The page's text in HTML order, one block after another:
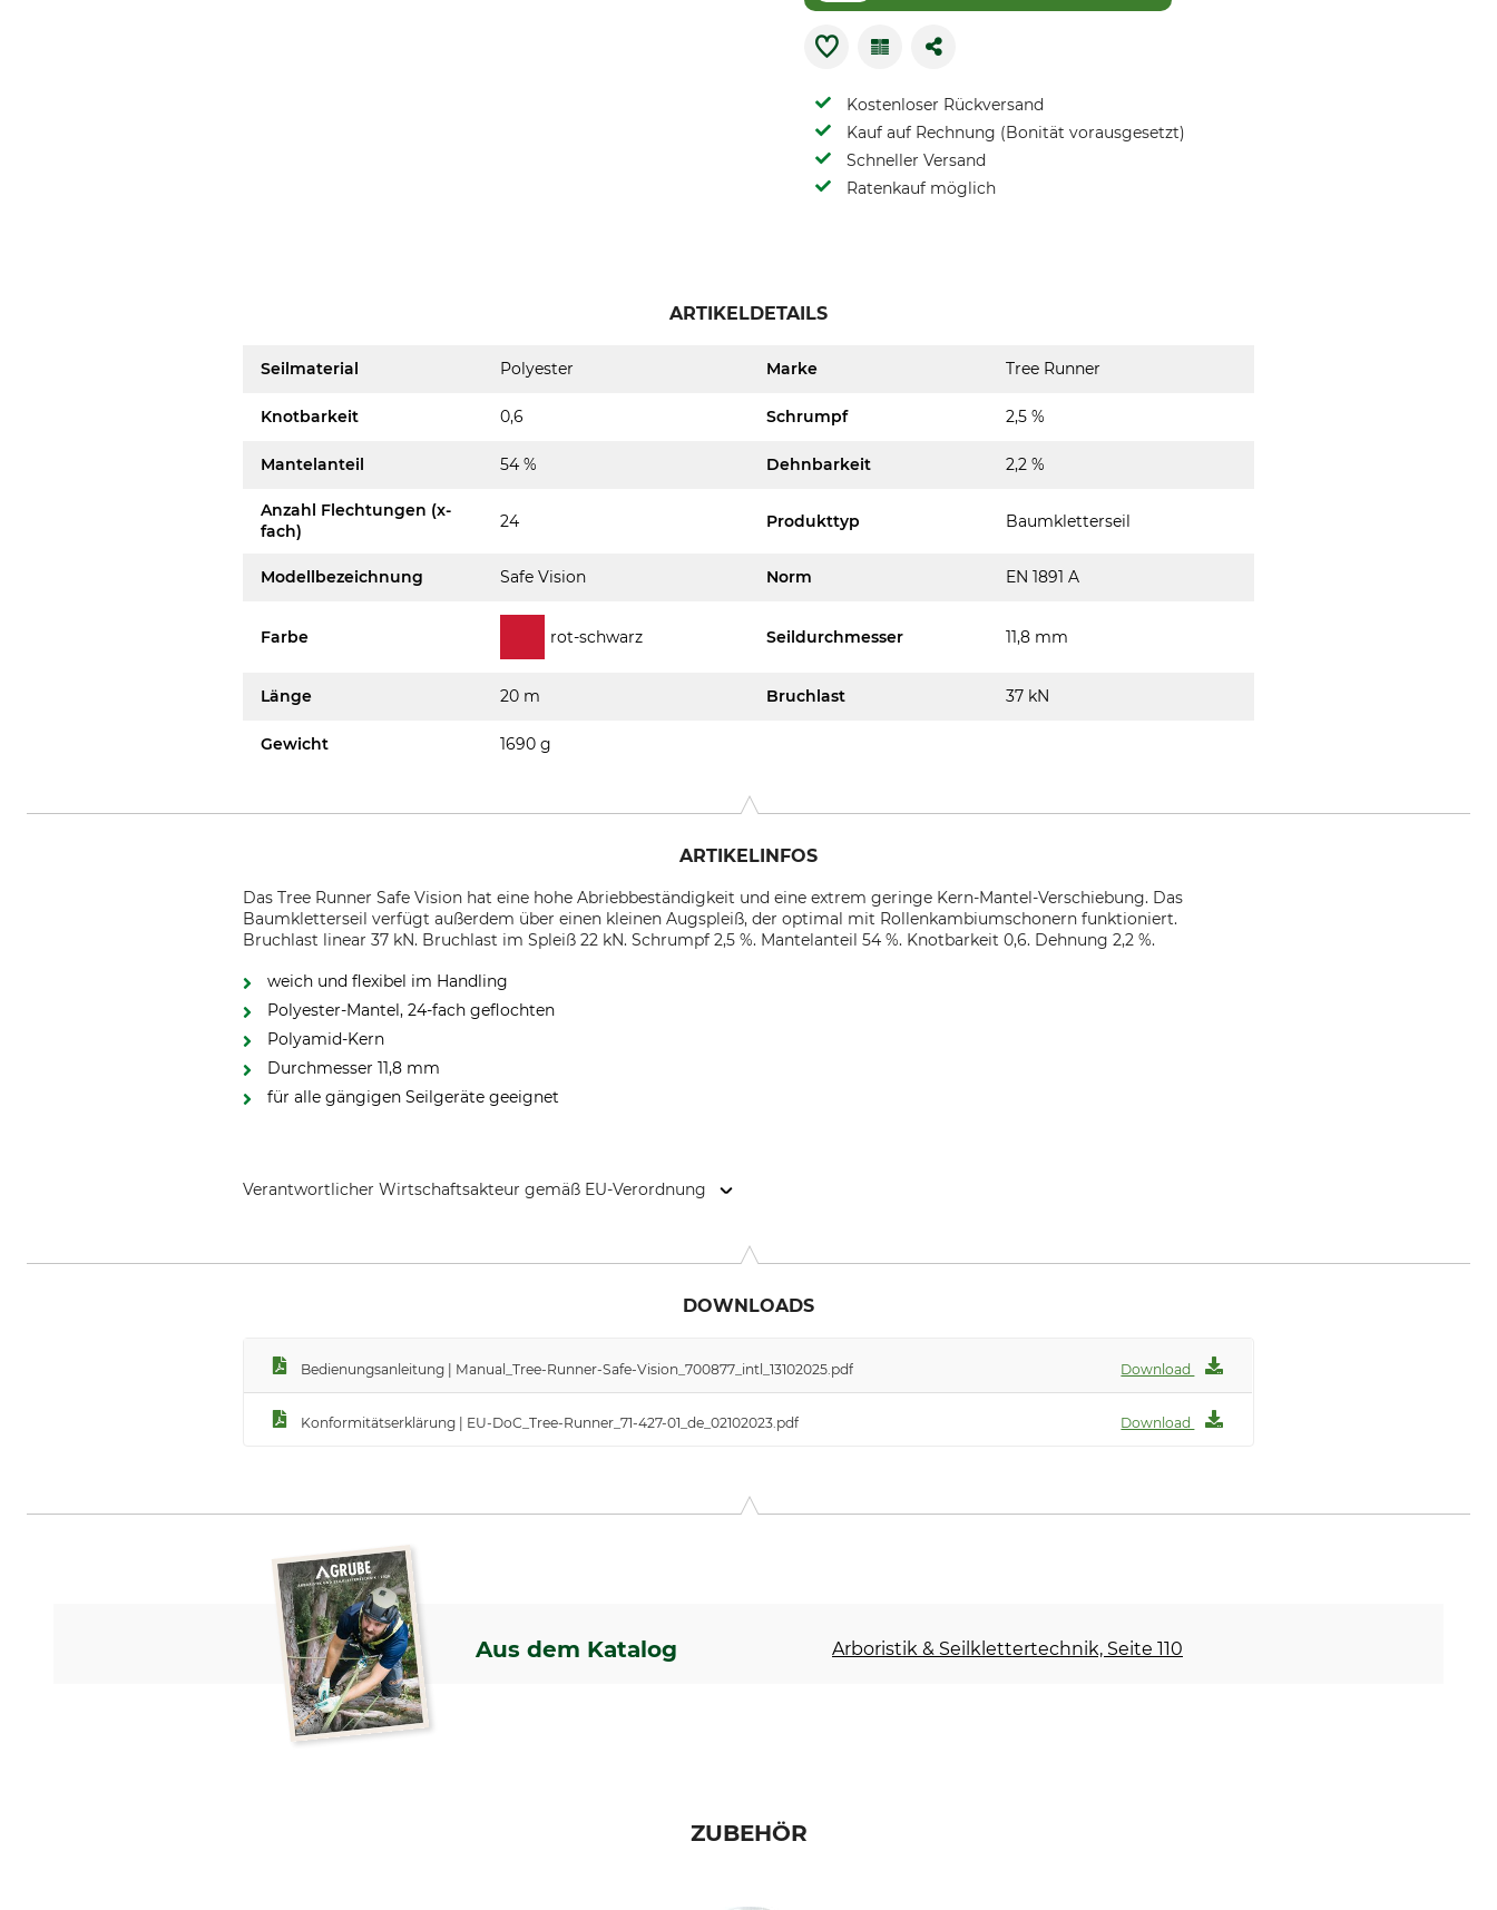
Kostenloser Rückversand
Kauf auf Rechnung (Bonität vorausgesetzt)
Schneller Versand
Ratenkauf möglich
ARTIKELDETAILS
Seilmaterial Polyester Marke Tree Runner
Knotbarkeit 0,6 Schrumpf 2,5 %
Mantelanteil 54 % Dehnbarkeit 2,2 %
Anzahl Flechtungen (x-
fach)
24 Produkttyp Baumkletterseil
Modellbezeichnung Safe Vision Norm EN 1891 A
Farbe rot-schwarz Seildurchmesser 11,8 mm
Länge 20 m Bruchlast 37 kN
Gewicht 1690 g
ARTIKELINFOS
Das Tree Runner Safe Vision hat eine hohe Abriebbeständigkeit und eine extrem geringe Kern-Mantel-Verschiebung. Das
Baumkletterseil verfügt außerdem über einen kleinen Augspleiß, der optimal mit Rollenkambiumschonern funktioniert.
Bruchlast linear 37 kN. Bruchlast im Spleiß 22 kN. Schrumpf 2,5 %. Mantelanteil 54 %. Knotbarkeit 0,6. Dehnung 2,2 %.
weich und flexibel im Handling
Polyester-Mantel, 24-fach geflochten
Polyamid-Kern
Durchmesser 11,8 mm
für alle gängigen Seilgeräte geeignet
Verantwortlicher Wirtschaftsakteur gemäß EU-Verordnung
DOWNLOADS
Bedienungsanleitung | Manual_Tree-Runner-Safe-Vision_700877_intl_13102025.pdf Download
Konformitätserklärung | EU-DoC_Tree-Runner_71-427-01_de_02102023.pdf Download
Aus dem Katalog Arboristik & Seilklettertechnik, Seite 110
ZUBEHÖR